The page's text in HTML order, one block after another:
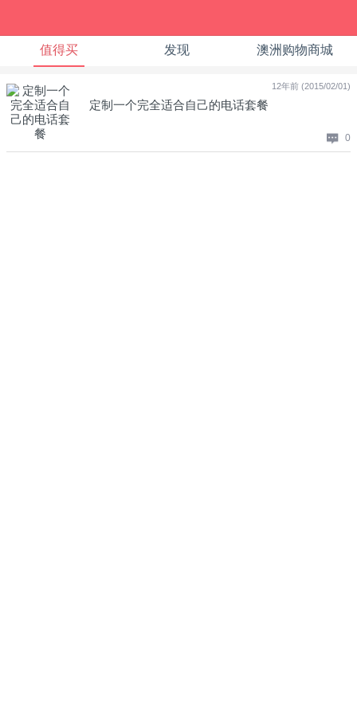
值得买 发现 澳洲购物商城
12年前 (2015/02/01)
定制一个完全适合自己的电话套餐
0